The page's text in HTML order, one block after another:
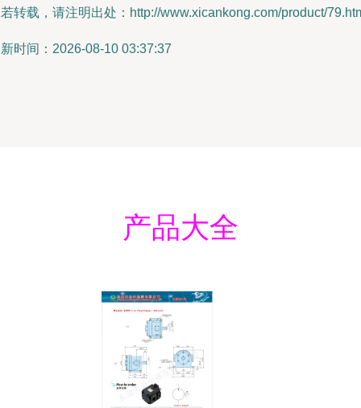
转载，请注明出处：http://www.xicankong.com/product/
时间：2026-08-10 03:37:37
产品大全